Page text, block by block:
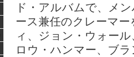
ド・アルバムで、メ
ース兼任のクレーマ
ィ、ジョン・ウォー
ロウ・ハンマー、ブ